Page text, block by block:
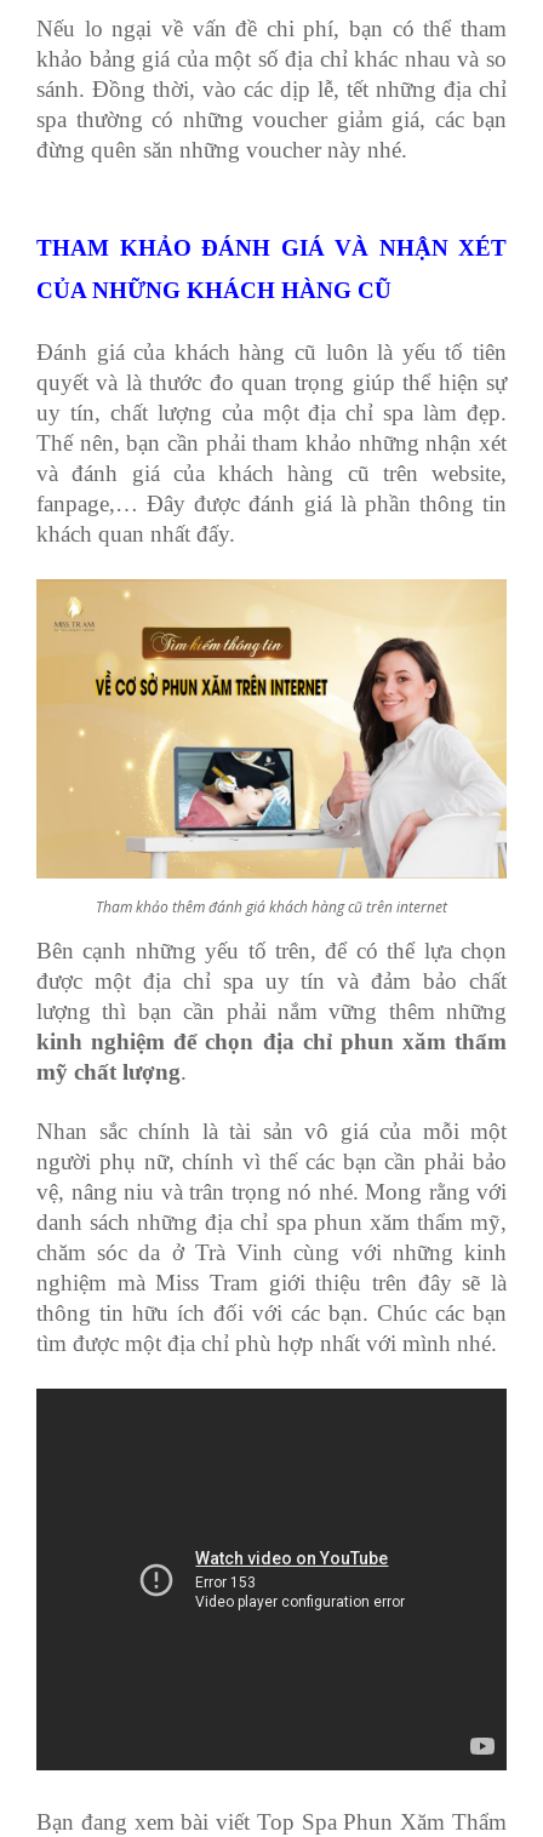
Nếu lo ngại về vấn đề chi phí, bạn có thể tham
khảo bảng giá của một số địa chỉ khác nhau và so
sánh. Đồng thời, vào các dịp lễ, tết những địa chỉ
spa thường có những voucher giảm giá, các bạn
đừng quên săn những voucher này nhé.
THAM KHẢO ĐÁNH GIÁ VÀ NHẬN XÉT
CỦA NHỮNG KHÁCH HÀNG CŨ
Đánh giá của khách hàng cũ luôn là yếu tố tiên
quyết và là thước đo quan trọng giúp thể hiện sự
uy tín, chất lượng của một địa chỉ spa làm đẹp.
Thế nên, bạn cần phải tham khảo những nhận xét
và đánh giá của khách hàng cũ trên website,
fanpage,… Đây được đánh giá là phần thông tin
khách quan nhất đấy.
Tham khảo thêm đánh giá khách hàng cũ trên internet
Bên cạnh những yếu tố trên, để có thể lựa chọn
được một địa chỉ spa uy tín và đảm bảo chất
lượng thì bạn cần phải nắm vững thêm những
kinh nghiệm để chọn địa chỉ phun xăm thẩm
mỹ chất lượng.
Nhan sắc chính là tài sản vô giá của mỗi một
người phụ nữ, chính vì thế các bạn cần phải bảo
vệ, nâng niu và trân trọng nó nhé. Mong rằng với
danh sách những địa chỉ spa phun xăm thẩm mỹ,
chăm sóc da ở Trà Vinh cùng với những kinh
nghiệm mà Miss Tram giới thiệu trên đây sẽ là
thông tin hữu ích đối với các bạn. Chúc các bạn
tìm được một địa chỉ phù hợp nhất với mình nhé.
Bạn đang xem bài viết Top Spa Phun Xăm Thẩm